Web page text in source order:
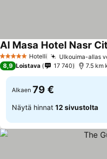
5 Tähtiluokitus
Hotelli Ulkouima-allas
Al Masa Hotel Nasr
8,9 Loistava 17 740 7.5 km
Alkaen 79 €
Näytä hinnat 12 sivustolta